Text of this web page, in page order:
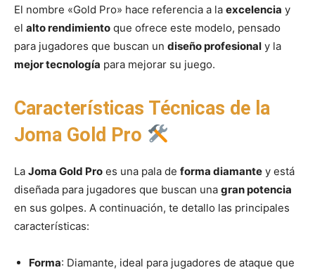
El nombre «Gold Pro» hace referencia a la excelencia y
el alto rendimiento que ofrece este modelo, pensado
para jugadores que buscan un diseño profesional y la
mejor tecnología para mejorar su juego.
Características Técnicas de la
Joma Gold Pro
La Joma Gold Pro es una pala de forma diamante y está
diseñada para jugadores que buscan una gran potencia
en sus golpes. A continuación, te detallo las principales
características:
Forma: Diamante, ideal para jugadores de ataque que